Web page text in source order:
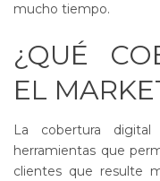
mucho tiempo.
¿QUÉ
EL
La cobertura
herramientas que
clientes que resulte